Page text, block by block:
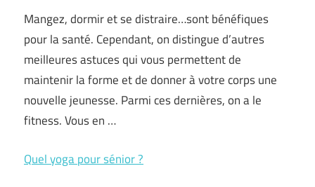
Mangez, dormir et se distraire…sont bénéfiques
pour la santé. Cependant, on distingue d’autres
meilleures astuces qui vous permettent de
maintenir la forme et de donner à votre corps une
nouvelle jeunesse. Parmi ces dernières, on a le
fitness. Vous en …
Quel yoga pour sénior ?